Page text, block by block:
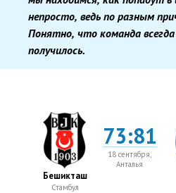
непросто, ведь по разным
Понятно, что команда
получилось.
Бешикташ
Стамбул
73:81
18 сентября,
Анталья